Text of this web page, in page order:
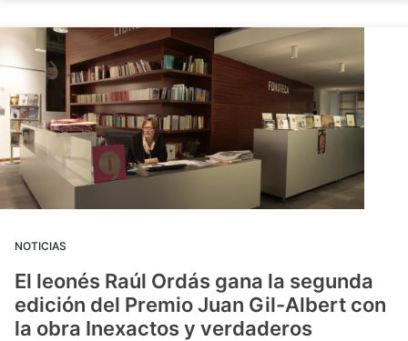
NOTICIAS
El leonés Raúl Ordás gana la segunda
edición del Premio Juan Gil-Albert con
la obra Inexactos y verdaderos